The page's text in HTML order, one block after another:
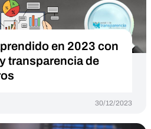
en 2023 con
transparencia de
30/12/2023